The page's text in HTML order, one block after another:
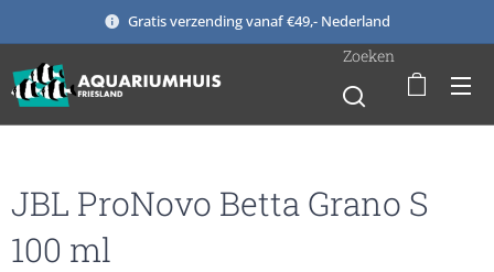
Gratis verzending vanaf €49,- Nederland
Zoeken
JBL ProNovo Betta Grano S
100 ml